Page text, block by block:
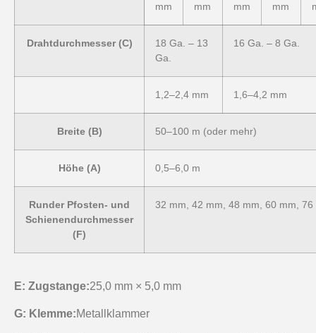
mm
mm
mm
mm
Drahtdurchmesser (C)
18 Ga. – 13
Ga.
16 Ga. – 8 Ga.
1,2–2,4 mm 1,6–4,2 mm
Breite (B) 50–100 m (oder mehr)
Höhe (A) 0,5–6,0 m
Runder Pfosten- und
Schienendurchmesser
(F)
32 mm, 42 mm, 48 mm, 60 mm,
E: Zugstange:25,0 mm × 5,0 mm
G: Klemme:Metallklammer